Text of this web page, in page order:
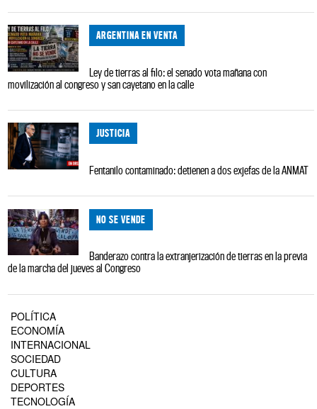
ARGENTINA EN VENTA
Ley de tierras al filo: el senado vota mañana con
movilización al congreso y san cayetano en la calle
JUSTICIA
Fentanilo contaminado: detienen a dos exjefas de la ANMAT
NO SE VENDE
Banderazo contra la extranjerización de tierras en la previa
de la marcha del jueves al Congreso
POLÍTICA
ECONOMÍA
INTERNACIONAL
SOCIEDAD
CULTURA
DEPORTES
TECNOLOGÍA